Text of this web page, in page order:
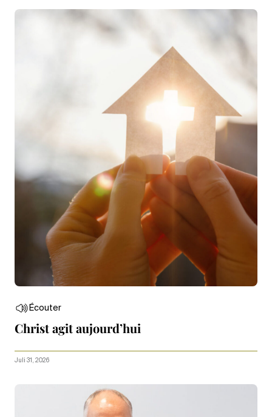
Écouter
Christ agit aujourd’hui
Juli 31, 2026